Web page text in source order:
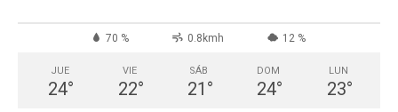
70 % 0.8kmh 12 %
JUE
24°
VIE
22°
SÁB
21 °
DOM
24°
LUN
23°